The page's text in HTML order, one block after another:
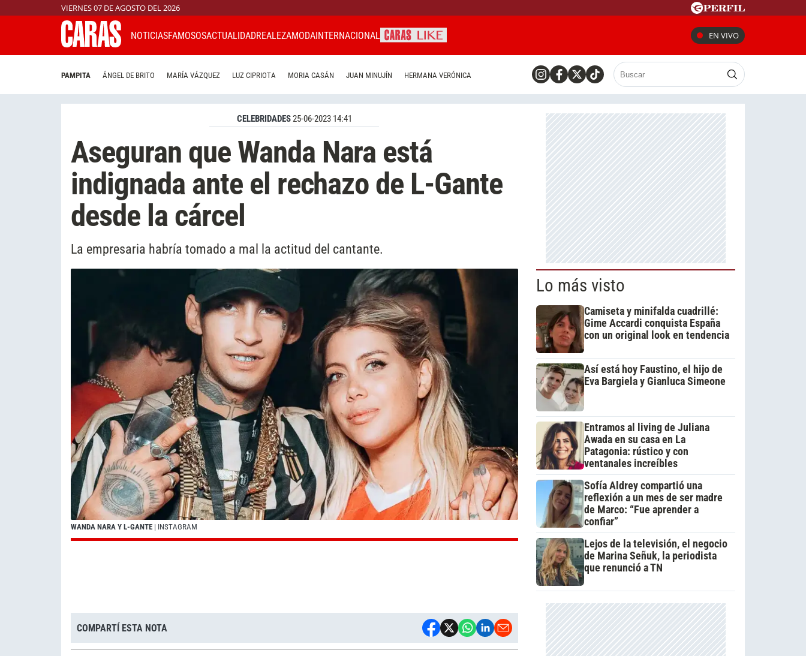
VIERNES 07 DE AGOSTO DEL 2026
NOTICIASFAMOSOSACTUALIDADREALEZAMODAINTERNACIONAL EN VIVO
PAMPITA ÁNGEL DE BRITO MARÍA VÁZQUEZ LUZ CIPRIOTA MORIA CASÁN JUAN MINUJÍN HERMANA VERÓNICA
CELEBRIDADES25-06-2023 14:41
Aseguran que Wanda Nara está
indignada ante el rechazo de L-Gante
desde la cárcel
La empresaria habría tomado a mal la actitud del cantante.
WANDA NARA Y L-GANTE | INSTAGRAM
COMPARTÍ ESTA NOTA
Lo más visto
Camiseta y minifalda cuadrillé:
Gime Accardi conquista España
con un original look en tendencia
Así está hoy Faustino, el hijo de
Eva Bargiela y Gianluca Simeone
Entramos al living de Juliana
Awada en su casa en La
Patagonia: rústico y con
ventanales increíbles
Sofía Aldrey compartió una
reflexión a un mes de ser madre
de Marco: “Fue aprender a
confiar”
Lejos de la televisión, el negocio
de Marina Señuk, la periodista
que renunció a TN